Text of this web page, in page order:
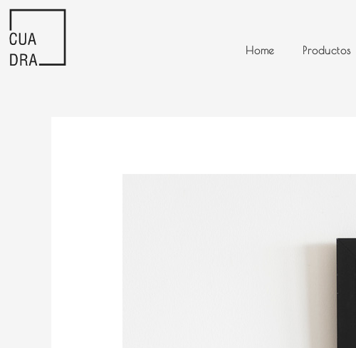
contenido
Home Productos